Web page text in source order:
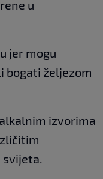
u
jer mogu
bogati željezom
izvorima